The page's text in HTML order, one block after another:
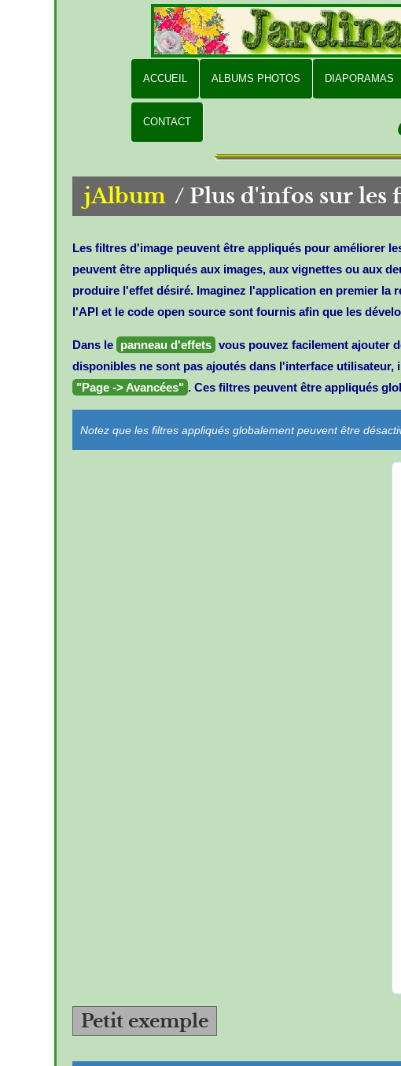
ACCUEIL ALBUMS PHOTOS DIAPORAMAS
CONTACT
jAlbum / Plus d'infos sur les
Les filtres d'image peuvent être appliqués pour améliorer
peuvent être appliqués aux images, aux vignettes ou aux
produire l'effet désiré. Imaginez l'application en premier la
l'API et le code open source sont fournis afin que les
Dans le panneau d'effets vous pouvez facilement ajouter
disponibles ne sont pas ajoutés dans l'interface
"Page -> Avancées" . Ces filtres peuvent être appliqués
Notez que les filtres appliqués globalement peuvent être
Petit exemple